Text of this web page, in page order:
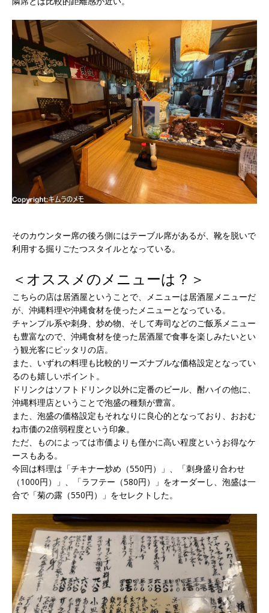
そのカウンター席の後ろ側にはテーブル席があるが、靴を脱いで
利用する掘りごたつスタイルとなっている。
＜オススメのメニューは？＞
こちらの店は居酒屋ということで、メニューは居酒屋メニューだ
が、沖縄料理や沖縄食材を使ったメニューとなっている。
チャンプル系や刺身、炒め物、そして寿司などのご飯系メニュー
も豊富なので、沖縄食材を使った居酒屋で食事を楽しみたいとい
う観光客にピッタリの店。
また、いずれの料理も比較的リーズナブルな価格設定となってい
るのも嬉しいポイント。
ドリンクはソフトドリンク以外に定番のビール、酎ハイの他に、
沖縄料理店ということで泡盛の種類が豊富。
また、泡盛の価格設定もそれなりに良心的となっており、おおむ
ね市価の2倍弱程度という印象。
ただ、ものによっては市価よりも僅かに高い程度というお得なケ
ースもある。
今回は料理は「チキナー炒め（550円）」、「刺身盛り合わせ
（1000円）」、「ラフテー（580円）」をオーダーし、泡盛は一
合で「菊の露（550円）」をセレクトした。